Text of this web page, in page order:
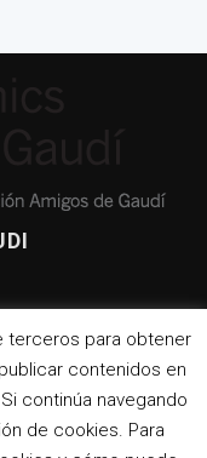
la casa
La visión
león de la
La
Casa
ja está
Una
ventana
terceros para obtener
contenidos en
continúa navegando
de cookies. Para